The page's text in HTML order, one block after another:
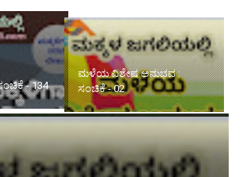
:
ಸ್ಫೂರ್ತಿಯ ಮಾತುಗಳು : ಸಂಚಿಕೆ -
226